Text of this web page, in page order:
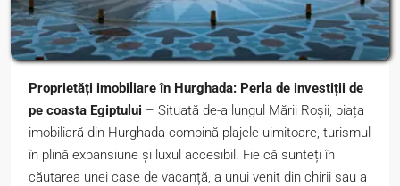
Proprietăți imobiliare în Hurghada: Perla de investiții de
pe coasta Egiptului – Situată de-a lungul Mării Roșii, piața
imobiliară din Hurghada combină plajele uimitoare, turismul
în plină expansiune și luxul accesibil. Fie că sunteți în
căutarea unei case de vacanță, a unui venit din chirii sau a